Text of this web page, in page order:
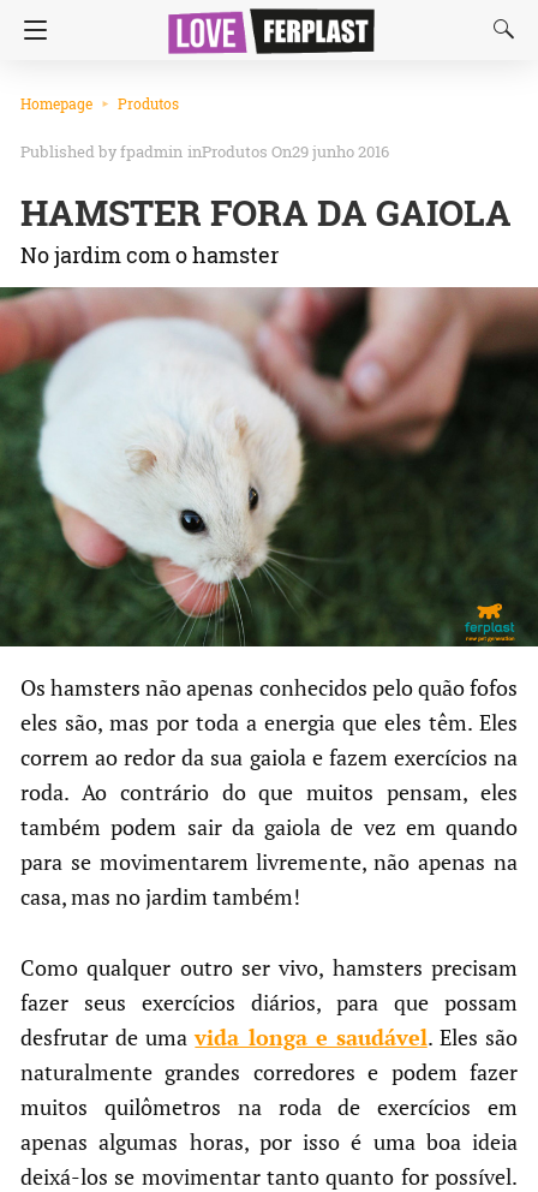
Homepage Produtos
fpadmin inProdutos On29 junho 2016
HAMSTER FORA DA GAIOLA
No jardim com o hamster
Os hamsters não apenas conhecidos pelo quão fofos
eles são, mas por toda a energia que eles têm. Eles
correm ao redor da sua gaiola e fazem exercícios na
roda. Ao contrário do que muitos pensam, eles
também podem sair da gaiola de vez em quando
para se movimentarem livremente, não apenas na
casa, mas no jardim também!
Como qualquer outro ser vivo, hamsters precisam
fazer seus exercícios diários, para que possam
desfrutar de umavida longa e saudável. Eles são
naturalmente grandes corredores e podem fazer
muitos quilômetros na roda de exercícios em
apenas algumas horas, por isso é uma boa ideia
deixá-los se movimentar tanto quanto for possível.